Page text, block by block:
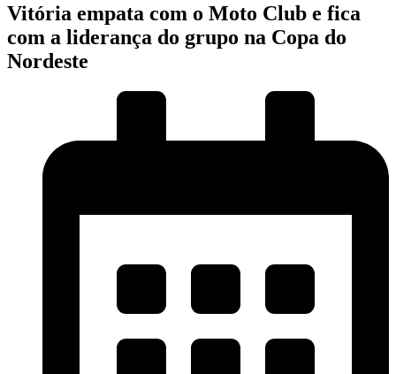
Vitória empata com o Moto Club e fica
com a liderança do grupo na Copa do
Nordeste